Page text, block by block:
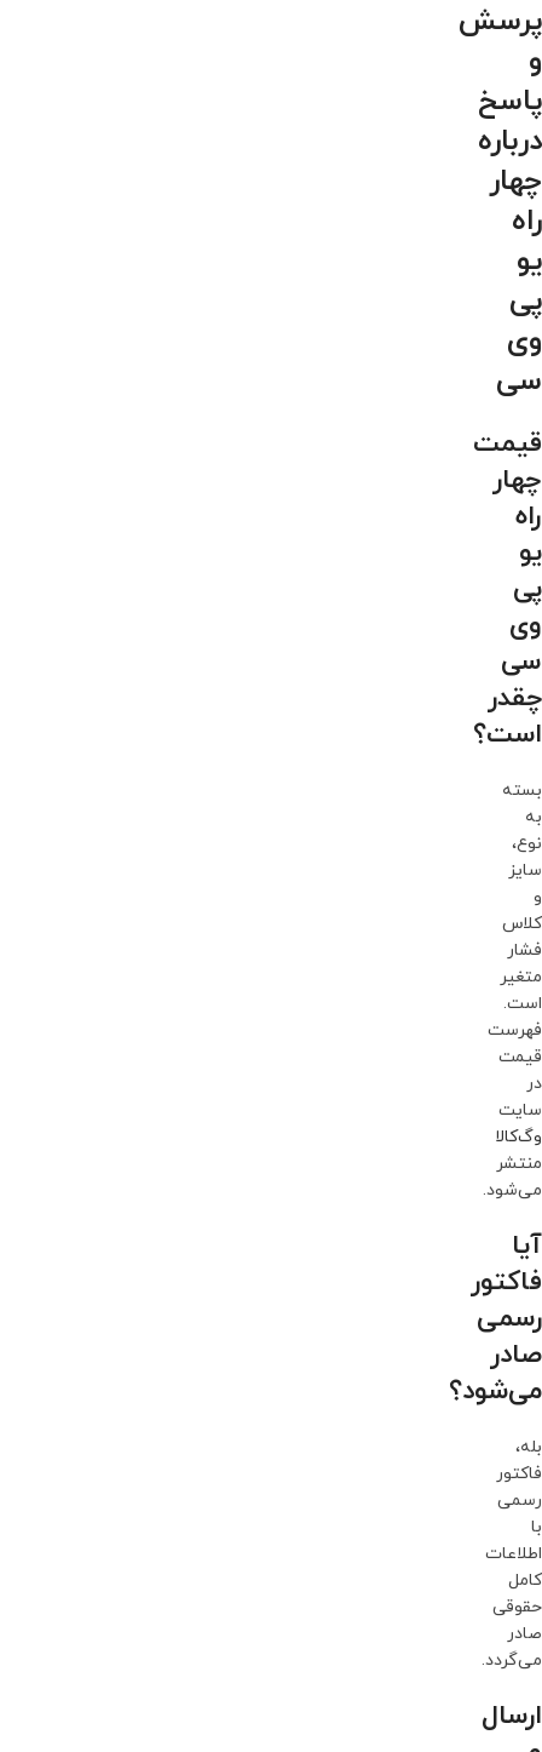
پرسش
و
پاسخ
درباره
چهار
راه
یو
پی
وی
سی
قیمت
چهار
راه
یو
پی
وی
سی
چقدر
است؟
بسته
به
نوع،
سایز
و
کلاس
فشار
متغیر
است.
فهرست
قیمت
در
سایت
وگ‌کالا
منتشر
می‌شود.
آیا
فاکتور
رسمی
صادر
می‌شود؟
بله،
فاکتور
رسمی
با
اطلاعات
کامل
حقوقی
صادر
می‌گردد.
ارسال